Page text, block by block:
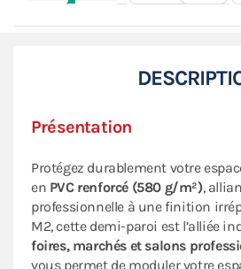
Présentation
Protégez durablement votre
en PVC renforcé (580 g/m²),
professionnelle à une finition
M2, cette demi-paroi est l’alliée
foires, marchés et salons
vous permet de moduler votre